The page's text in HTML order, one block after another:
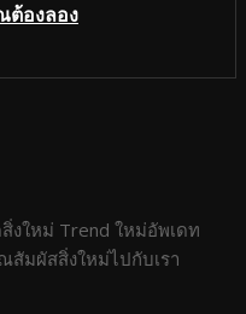
ต้องลอง
งใหม่ Trend ใหม่อัพเดท
สัมผัสสิ่งใหม่ไปกับเรา